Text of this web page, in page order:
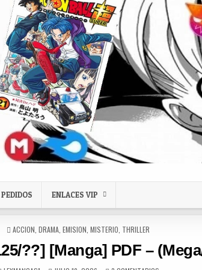
PEDIDOS ENLACES VIP
POSTED IN
ACCION ,DRAMA ,EMISION ,MISTERIO THRILLER
??] [Manga] PDF –